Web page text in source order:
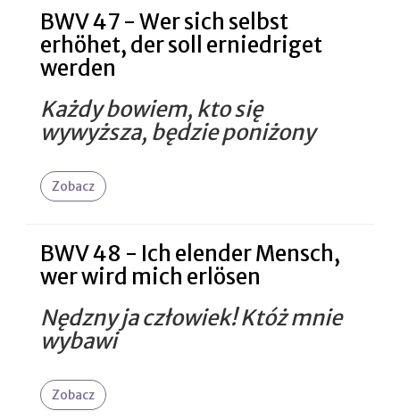
BWV 47 - Wer sich selbst
erhöhet, der soll erniedriget
werden
Każdy bowiem, kto się
wywyższa, będzie poniżony
Zobacz
BWV 48 - Ich elender Mensch,
wer wird mich erlösen
Nędzny ja człowiek! Któż mnie
wybawi
Zobacz